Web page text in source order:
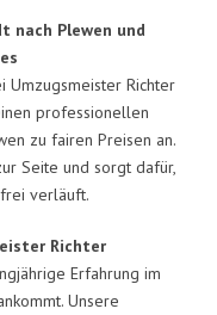
nach Plewen und
Umzugsmeister Richter
professionellen
zu fairen Preisen an.
Seite und sorgt dafür,
verläuft.
Richter
Erfahrung im
Unsere